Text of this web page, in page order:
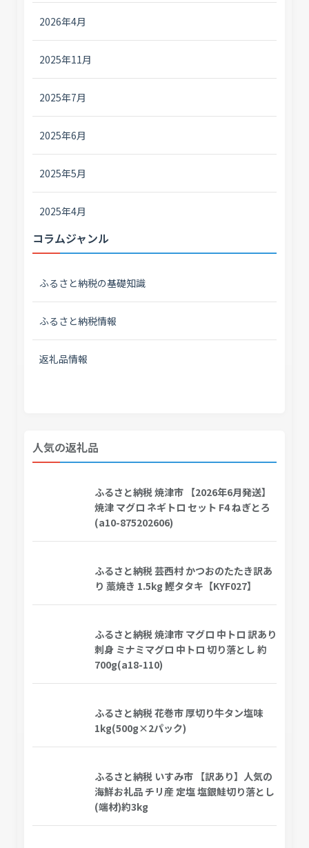
2026年4月
2025年11月
2025年7月
2025年6月
2025年5月
2025年4月
コラムジャンル
ふるさと納税の基礎知識
ふるさと納税情報
返礼品情報
人気の返礼品
ふるさと納税 焼津市 【2026年6月発送】
焼津 マグロ ネギトロ セット F4 ねぎとろ
(a10-875202606)
ふるさと納税 芸西村 かつおのたたき訳あ
り 藁焼き 1.5kg 鰹タタキ【KYF027】
ふるさと納税 焼津市 マグロ 中トロ 訳あり
刺身 ミナミマグロ 中トロ 切り落とし 約
700g(a18-110)
ふるさと納税 花巻市 厚切り牛タン塩味
1kg(500g×2パック)
ふるさと納税 いすみ市 【訳あり】人気の
海鮮お礼品 チリ産 定塩 塩銀鮭切り落とし
(端材)約3kg